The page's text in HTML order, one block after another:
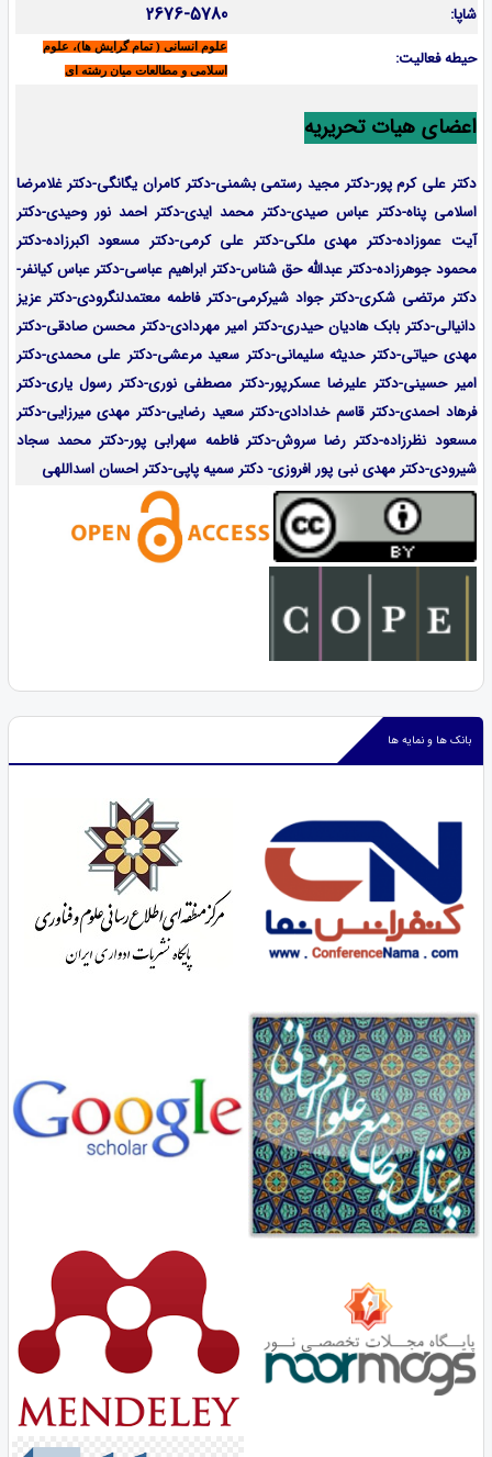
شاپا: 2676-5780
حیطه فعالیت:
علوم انسانی ( تمام گرایش ها)، علوم
اسلامی و مطالعات میان رشته ای
اعضای هیات تحریریه
دکتر علی کرم پور-دکتر مجید رستمی بشمنی-دکتر کامران یگانگی-دکتر غلامرضا
اسلامی پناه-دکتر عباس صیدی-دکتر محمد ایدی-دکتر احمد نور وحیدی-دکتر
آیت عموزاده-دکتر مهدی ملکی-دکتر علی کرمی-دکتر مسعود اکبرزاده-دکتر
محمود جوهرزاده-دکتر عبدالله حق شناس-دکتر ابراهیم عباسی-دکتر عباس کیانفر-
دکتر مرتضی شکری-دکتر جواد شیرکرمی-دکتر فاطمه معتمدلنگرودی-دکتر عزیز
دانیالی-دکتر بابک هادیان حیدری-دکتر امیر مهردادی-دکتر محسن صادقی-دکتر
مهدی حیاتی-دکتر حدیثه سلیمانی-دکتر سعید مرعشی-دکتر علی محمدی-دکتر
امیر حسینی-دکتر علیرضا عسکرپور-دکتر مصطفی نوری-دکتر رسول یاری-دکتر
فرهاد احمدی-دکتر قاسم خدادادی-دکتر سعید رضایی-دکتر مهدی میرزایی-دکتر
مسعود نظرزاده-دکتر رضا سروش-دکتر فاطمه سهرابی پور-دکتر محمد سجاد
شیرودی-دکتر مهدی نبی پور افروزی- دکتر سمیه پاپی-دکتر احسان اسداللهی
بانک ها و نمایه ها